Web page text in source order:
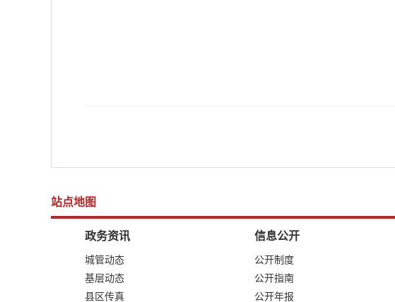
站点地图
政务资讯
城管动态
基层动态
县区传真
信息公开
公开制度
公开指南
公开年报